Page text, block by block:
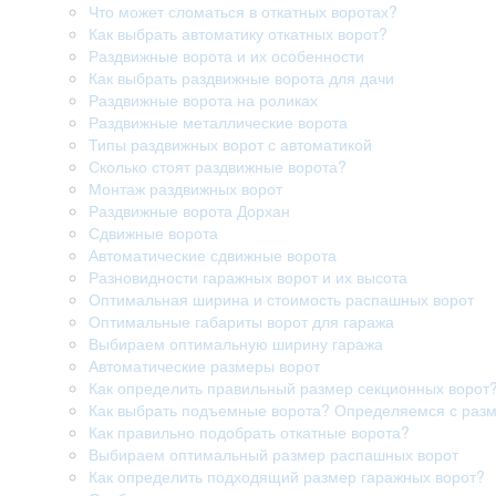
Что может сломаться в откатных воротах?
Как выбрать автоматику откатных ворот?
Раздвижные ворота и их особенности
Как выбрать раздвижные ворота для дачи
Раздвижные ворота на роликах
Раздвижные металлические ворота
Типы раздвижных ворот с автоматикой
Сколько стоят раздвижные ворота?
Монтаж раздвижных ворот
Раздвижные ворота Дорхан
Сдвижные ворота
Автоматические сдвижные ворота
Разновидности гаражных ворот и их высота
Оптимальная ширина и стоимость распашных ворот
Оптимальные габариты ворот для гаража
Выбираем оптимальную ширину гаража
Автоматические размеры ворот
Как определить правильный размер секционных ворот?
Как выбрать подъемные ворота? Определяемся с
Как правильно подобрать откатные ворота?
Выбираем оптимальный размер распашных ворот
Как определить подходящий размер гаражных ворот?